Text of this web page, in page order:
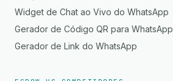
Widget de Chat ao Vivo do WhatsApp
Gerador de Código QR para WhatsApp
Gerador de Link do WhatsApp